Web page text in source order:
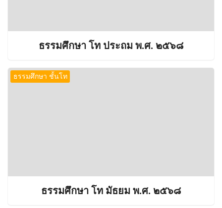
ธรรมศึกษา โท ประถม พ.ศ. ๒๕๖๘
ธรรมศึกษา ชั้นโท
ธรรมศึกษา โท มัธยม พ.ศ. ๒๕๖๘